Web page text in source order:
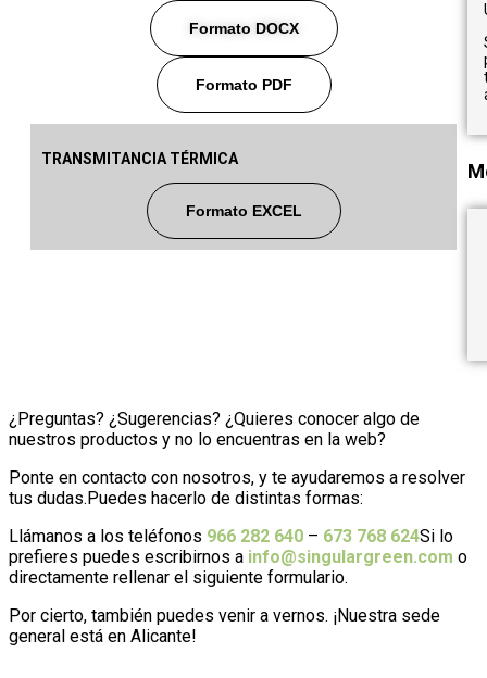
Formato DOCX
Formato PDF
TRANSMITANCIA TÉRMICA
Formato EXCEL
¿Preguntas? ¿Sugerencias? ¿Quieres conocer algo de
nuestros productos y no lo encuentras en la web?
Ponte en contacto con nosotros, y te ayudaremos a resolver
tus dudas.Puedes hacerlo de distintas formas:
Llámanos a los teléfonos 966 282 640 – 673 768 624Si lo
prefieres puedes escribirnos a info@singulargreen.com o
directamente rellenar el siguiente formulario.
Por cierto, también puedes venir a vernos. ¡Nuestra sede
general está en Alicante!